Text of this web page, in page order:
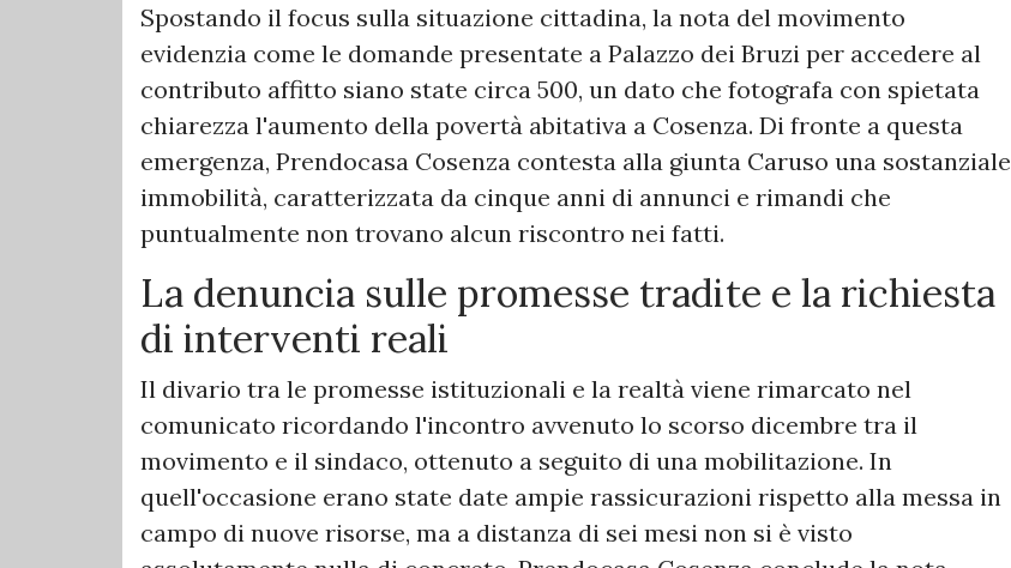
Spostando il focus sulla situazione cittadina, la nota del movimento
evidenzia come le domande presentate a Palazzo dei Bruzi per accedere al
contributo affitto siano state circa 500, un dato che fotografa con spietata
chiarezza l'aumento della povertà abitativa a Cosenza. Di fronte a questa
emergenza, Prendocasa Cosenza contesta alla giunta Caruso una sostanziale
immobilità, caratterizzata da cinque anni di annunci e rimandi che
puntualmente non trovano alcun riscontro nei fatti.
La denuncia sulle promesse tradite e la richiesta
di interventi reali
​Il divario tra le promesse istituzionali e la realtà viene rimarcato nel
comunicato ricordando l'incontro avvenuto lo scorso dicembre tra il
movimento e il sindaco, ottenuto a seguito di una mobilitazione. In
quell'occasione erano state date ampie rassicurazioni rispetto alla messa in
campo di nuove risorse, ma a distanza di sei mesi non si è visto